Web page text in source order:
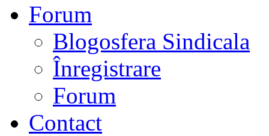
Forum
Blogosfera Sindicala
Înregistrare
Forum
Contact